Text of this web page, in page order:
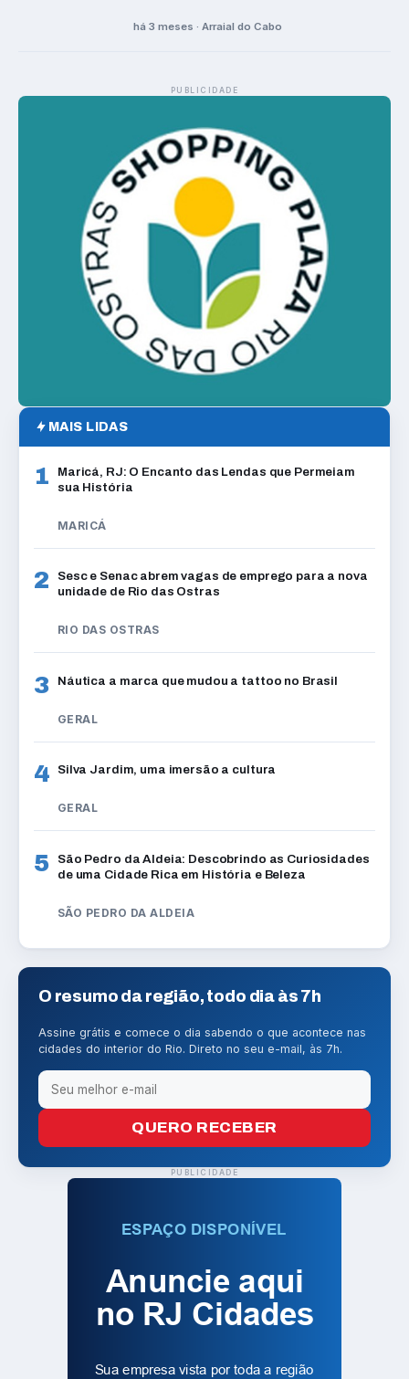
há 3 meses · Arraial do Cabo
PUBLICIDADE
MAIS LIDAS
1
Maricá, RJ: O Encanto das Lendas que Permeiam
sua História
MARICÁ
2
Sesc e Senac abrem vagas de emprego para a nova
unidade de Rio das Ostras
RIO DAS OSTRAS
3 Náutica a marca que mudou a tattoo no Brasil
GERAL
4 Silva Jardim, uma imersão a cultura
GERAL
5
São Pedro da Aldeia: Descobrindo as Curiosidades
de uma Cidade Rica em História e Beleza
SÃO PEDRO DA ALDEIA
O resumo da região, todo dia às 7h
Assine grátis e comece o dia sabendo o que acontece nas
cidades do interior do Rio. Direto no seu e-mail, às 7h.
QUERO RECEBER
PUBLICIDADE